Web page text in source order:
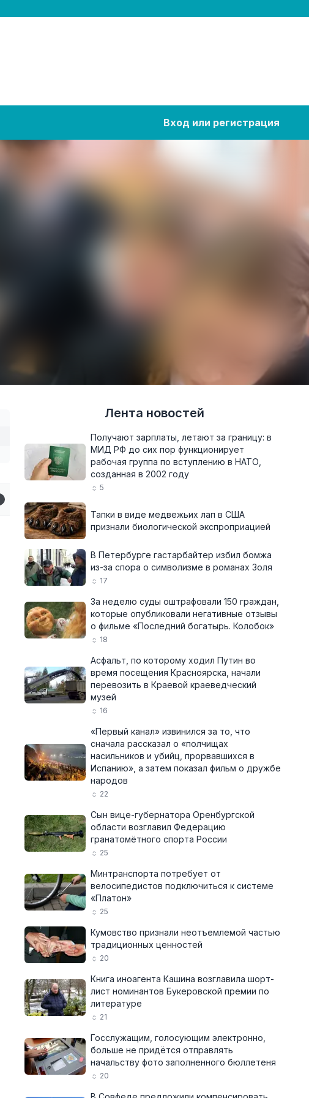
Вход или регистрация
Лента новостей
Получают зарплаты, летают за границу: в
МИД РФ до сих пор функционирует
рабочая группа по вступлению в НАТО,
созданная в 2002 году
5
Тапки в виде медвежьих лап в США
признали биологической экспроприацией
В Петербурге гастарбайтер избил бомжа
из-за спора о символизме в романах Золя
17
За неделю суды оштрафовали 150 граждан,
которые опубликовали негативные отзывы
о фильме «Последний богатырь. Колобок»
18
Асфальт, по которому ходил Путин во
время посещения Красноярска, начали
перевозить в Краевой краеведческий
музей
16
«Первый канал» извинился за то, что
сначала рассказал о «полчищах
насильников и убийц, прорвавшихся в
Испанию», а затем показал фильм о дружбе
народов
22
Сын вице-губернатора Оренбургской
области возглавил Федерацию
гранатомётного спорта России
25
Минтранспорта потребует от
велосипедистов подключиться к системе
«Платон»
25
Кумовство признали неотъемлемой частью
традиционных ценностей
20
Книга иноагента Кашина возглавила шорт-
лист номинантов Букеровской премии по
литературе
21
Госслужащим, голосующим электронно,
больше не придётся отправлять
начальству фото заполненного бюллетеня
20